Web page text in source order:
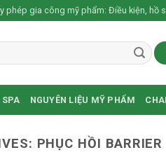
phép gia công mỹ phẩm: Điều kiện, hồ
NGUYÊN LIỆU MỸ PHẨM
PHỤC HỒI BARRIER